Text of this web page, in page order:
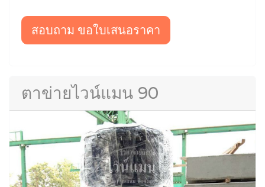
สอบถาม ขอใบเสนอราคา
ตาข่ายไวน์แมน 90